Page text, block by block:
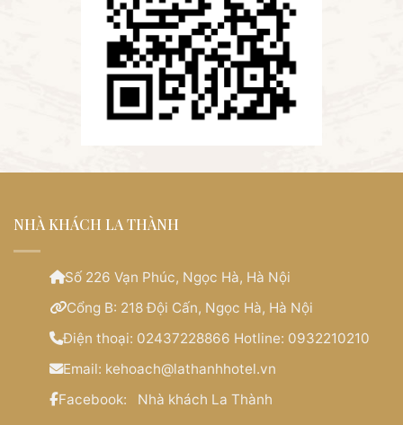
NHÀ KHÁCH LA THÀNH
Số 226 Vạn Phúc, Ngọc Hà, Hà Nội
Cổng B: 218 Đội Cấn, Ngọc Hà, Hà Nội
Điện thoại: 02437228866 Hotline: 0932210210
Email: kehoach@lathanhhotel.vn
Facebook: Nhà khách La Thành